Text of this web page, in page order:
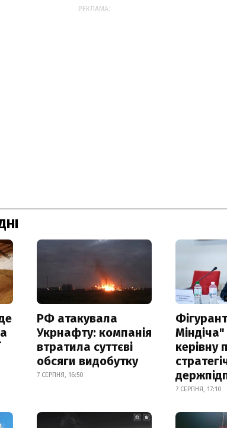
РЕКЛАМА:
РФ атакувала
Укрнафту: компанія
втратила суттєві
обсяги видобутку
7 СЕРПНЯ, 16:50
керівну
7 СЕРПНЯ, 17:10